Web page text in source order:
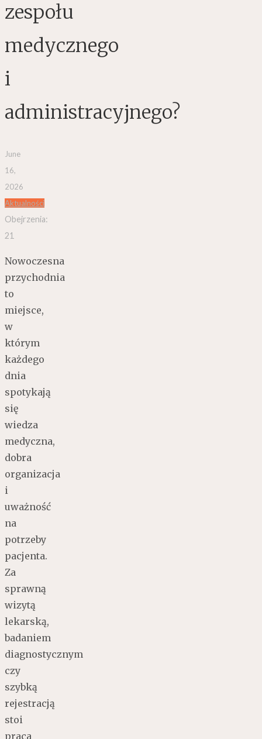
zespołu
medycznego
i
administracyjnego?
June
16,
2026
Aktualności
Obejrzenia:
21
Nowoczesna
przychodnia
to
miejsce,
w
którym
każdego
dnia
spotykają
się
wiedza
medyczna,
dobra
organizacja
i
uważność
na
potrzeby
pacjenta.
Za
sprawną
wizytą
lekarską,
badaniem
diagnostycznym
czy
szybką
rejestracją
stoi
praca